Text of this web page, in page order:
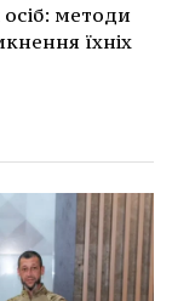
методи
їхніх